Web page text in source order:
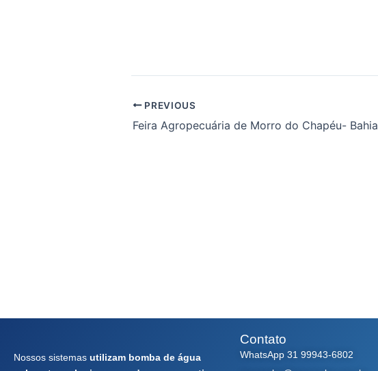
PREVIOUS
Feira Agropecuária de Morro do Chapéu- Bahia
Nossos sistemas utilizam bomba de água
Contato
WhatsApp 31 99943-6802